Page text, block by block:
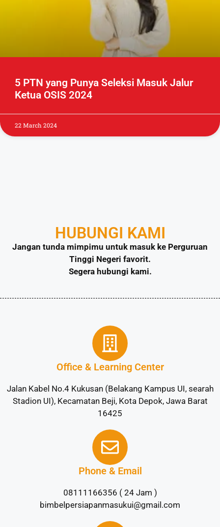
5 PTN yang Punya Seleksi Masuk Jalur
Ketua OSIS 2024
22 March 2024
HUBUNGI KAMI
Jangan tunda mimpimu untuk masuk ke Perguruan
Tinggi Negeri favorit.
Segera hubungi kami.
Office & Learning Center
Jalan Kabel No.4 Kukusan (Belakang Kampus UI, searah
Stadion UI), Kecamatan Beji, Kota Depok, Jawa Barat
16425
Phone & Email
08111166356 ( 24 Jam )
bimbelpersiapanmasukui@gmail.com